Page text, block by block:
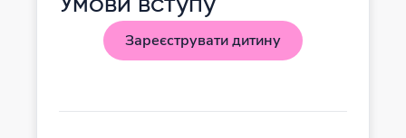
Зареєструвати дитину